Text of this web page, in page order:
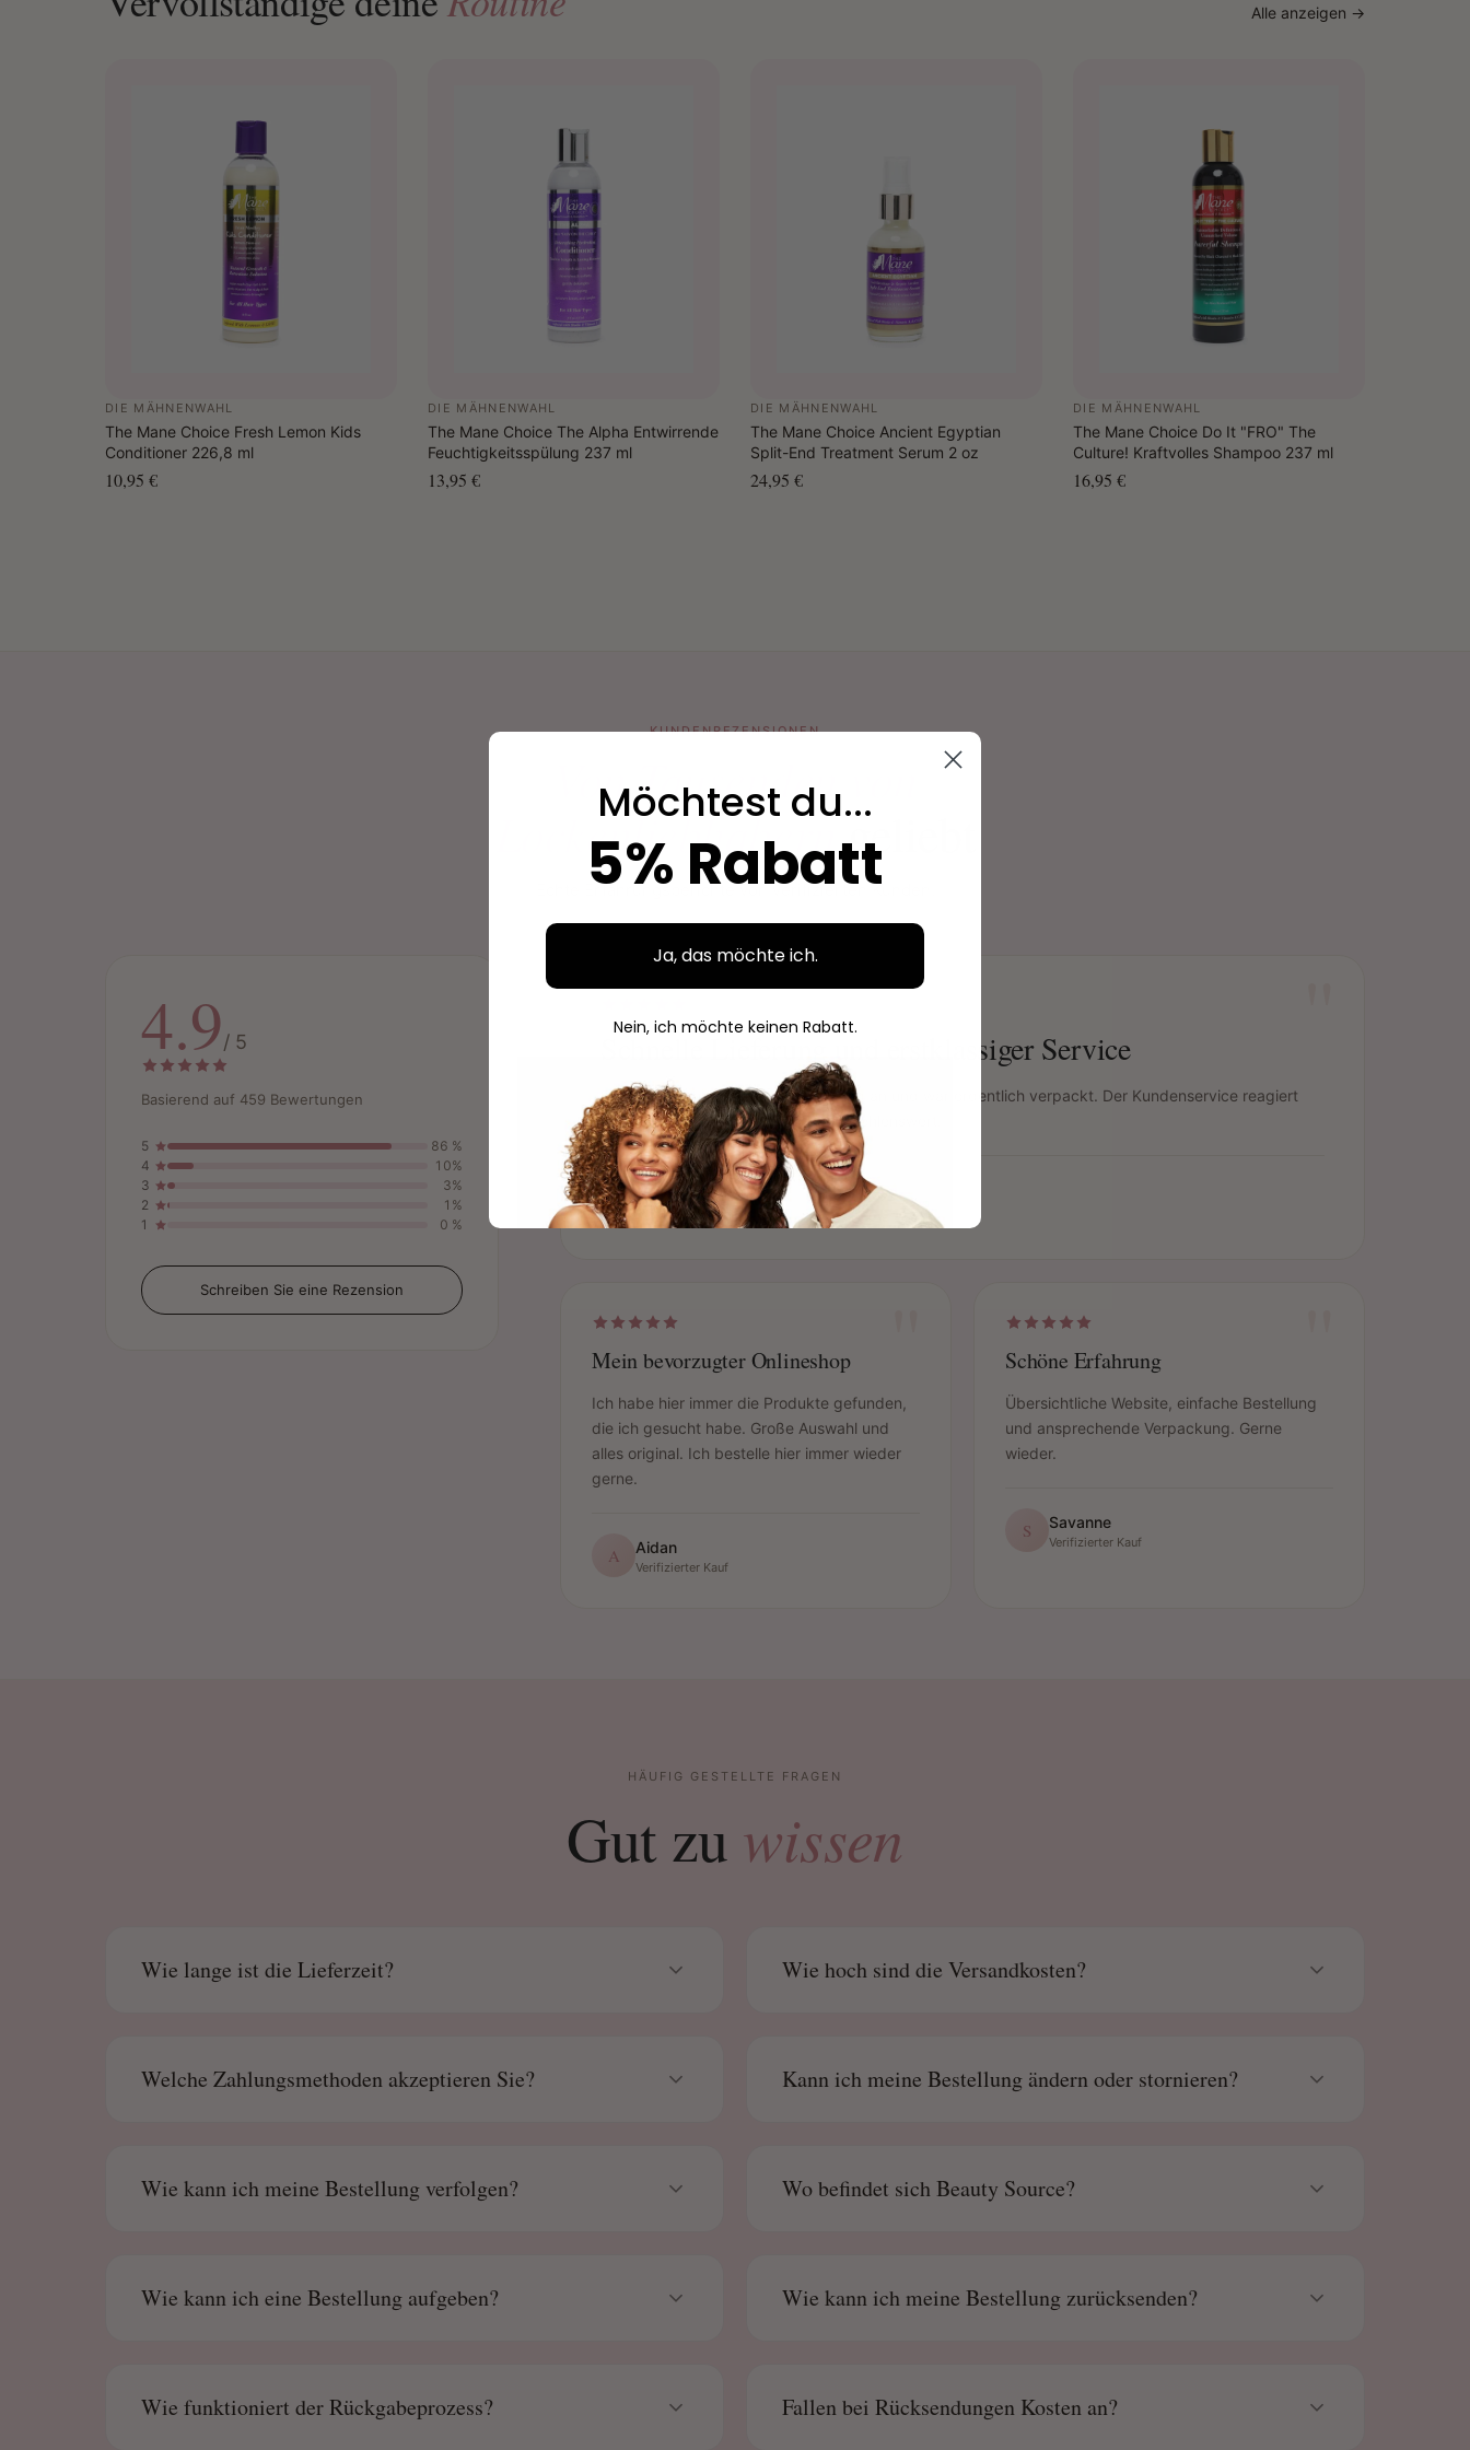
Alle anzeigen →
DIE MÄHNENWAHL
The Mane Choice Fresh Lemon Kids
Conditioner 226,8 ml
10,95 €
DIE MÄHNENWAHL
The Mane Choice The Alpha Entwirrende
Feuchtigkeitsspülung 237 ml
13,95 €
DIE MÄHNENWAHL
The Mane Choice Ancient Egyptian
Split-End Treatment Serum 2 oz
24,95 €
DIE MÄHNENWAHL
The Mane Choice Do It "FRO" The
Culture! Kraftvolles Shampoo 237 ml
16,95 €
KUNDENREZENSIONEN
Von Tausenden von
Lockenliebhaberngeliebt
Echte Erfahrungsberichte von verifizierten Kunden.
4.9/ 5
Basierend auf 459 Bewertungen
5
86 %
4
10%
3
3%
2
1%
1
0 %
Schreiben Sie eine Rezension
Schnelle Lieferung und erstklassiger Service
Die Bestellung kam am nächsten Tag an und war ordentlich verpackt. Der Kundenservice reagiert
schnell und ist hilfsbereit. Sehr empfehlenswert!
S Sophie
Verifizierter Kauf
Mein bevorzugter Onlineshop
Ich habe hier immer die Produkte gefunden,
die ich gesucht habe. Große Auswahl und
alles original. Ich bestelle hier immer wieder
gerne.
A Aidan
Verifizierter Kauf
Schöne Erfahrung
Übersichtliche Website, einfache Bestellung
und ansprechende Verpackung. Gerne
wieder.
S Savanne
Verifizierter Kauf
HÄUFIG GESTELLTE FRAGEN
Gut zu wissen
Wie lange ist die Lieferzeit? Wie hoch sind die Versandkosten?
Welche Zahlungsmethoden akzeptieren Sie? Kann ich meine Bestellung ändern oder stornieren?
Wie kann ich meine Bestellung verfolgen? Wo befindet sich Beauty Source?
Wie kann ich eine Bestellung aufgeben? Wie kann ich meine Bestellung zurücksenden?
Wie funktioniert der Rückgabeprozess? Fallen bei Rücksendungen Kosten an?
Möchtest du...
5% Rabatt
Ja, das möchte ich.
Nein, ich möchte keinen Rabatt.